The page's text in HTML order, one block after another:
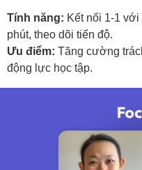
Tính năng: Kết nối 1-1
phút, theo dõi tiến độ.
Ưu điểm: Tăng cường
động lực học tập.